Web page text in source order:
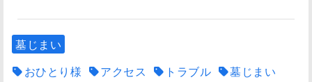
墓じまい
おひとり様
アクセス トラブル
墓じまい